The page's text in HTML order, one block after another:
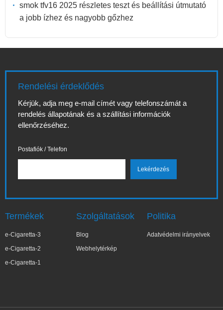
smok tfv16 2025 részletes teszt és beállítási útmutató
a jobb ízhez és nagyobb gőzhez
Rendelési érdeklődés
Kérjük, adja meg e-mail címét vagy telefonszámát a
rendelés állapotának és a szállítási információk
ellenőrzéséhez.
Postafiók / Telefon
Termékek
e-Cigaretta-3
e-Cigaretta-2
e-Cigaretta-1
Szolgáltatások
Blog
Webhelytérkép
Politika
Adatvédelmi irányelvek